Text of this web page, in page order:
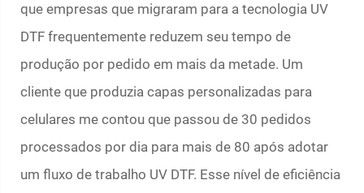
que empresas que migraram para a tecnologia UV
DTF frequentemente reduzem seu tempo de
produção por pedido em mais da metade. Um
cliente que produzia capas personalizadas para
celulares me contou que passou de 30 pedidos
processados por dia para mais de 80 após adotar
um fluxo de trabalho UV DTF. Esse nível de eficiência